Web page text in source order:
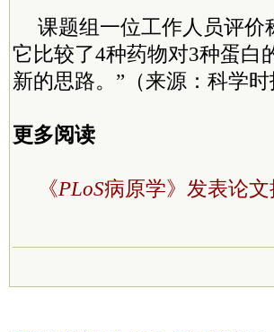
课题组一位工作人员评价
它比较了4种药物对3种蛋白
新的思路。”（来源：科学时
更多阅读
《PLoS病原学》发表论文